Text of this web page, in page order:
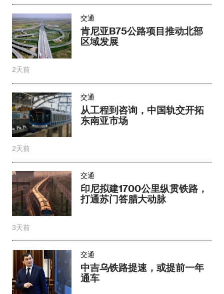
交通
肯尼亚B75公路项目推动北部
区域发展
2天前
交通
从工程到咨询，中国轨交开拓
东南亚市场
2天前
交通
印尼拟建1700公里纵贯铁路，
打通苏门答腊大动脉
3天前
交通
中吉乌铁路提速，或提前一年
通车